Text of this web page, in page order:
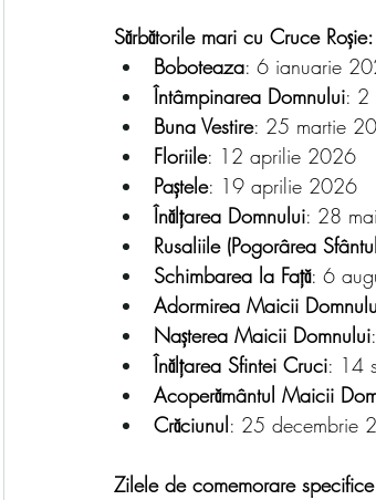
Sărbătorile mari cu Cruce Roșie:
Boboteaza: 6 ianuarie
Întâmpinarea Domnului: 2
Buna Vestire: 25 martie
Floriile: 12 aprilie 2026
Paștele: 19 aprilie 2026
Înălțarea Domnului: 28
Rusaliile (Pogorârea
Schimbarea la Față: 6
Adormirea Maicii
Nașterea Maicii Domnului
Înălțarea Sfintei Cruci: 14
Acoperământul Maicii
Crăciunul: 25 decembrie
Zilele de comemorare